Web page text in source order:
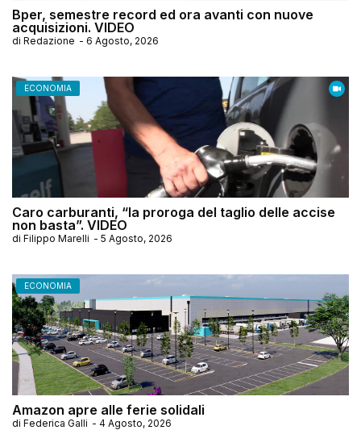
Bper, semestre record ed ora avanti con nuove
acquisizioni. VIDEO
di Redazione - 6 Agosto, 2026
ECONOMIA
Caro carburanti, “la proroga del taglio delle accise
non basta”. VIDEO
di Filippo Marelli - 5 Agosto, 2026
ECONOMIA
Amazon apre alle ferie solidali
di Federica Galli - 4 Agosto, 2026